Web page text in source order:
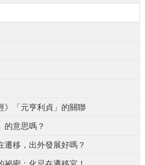
》「元亨利貞」的關聯
的意思嗎？
遷移，出外發展好嗎？